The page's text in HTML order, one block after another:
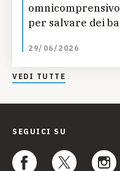
per salvare dei
29/06/2026
VEDI TUTTE
SEGUICI SU